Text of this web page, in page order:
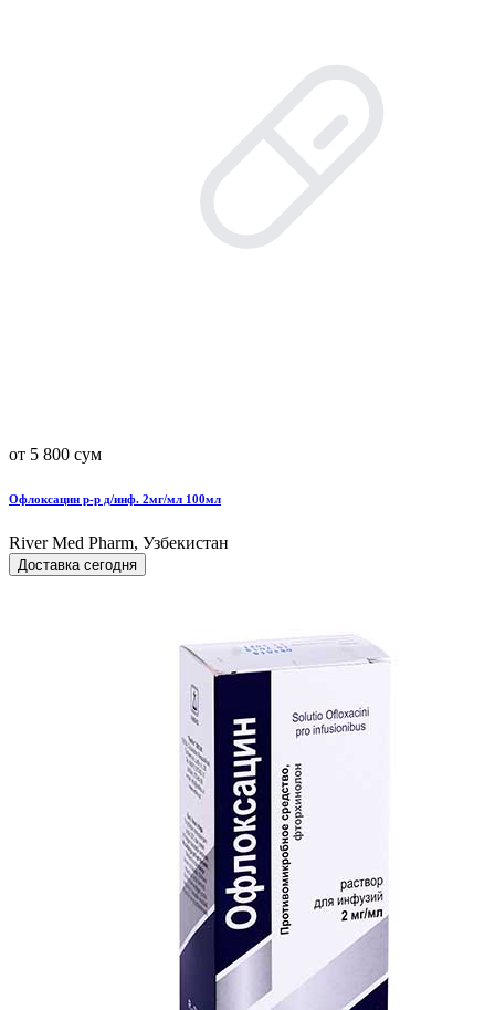
от 5 800 сум
Офлоксацин р-р д/инф. 2мг/мл 100мл
River Med Pharm, Узбекистан
Доставка сегодня